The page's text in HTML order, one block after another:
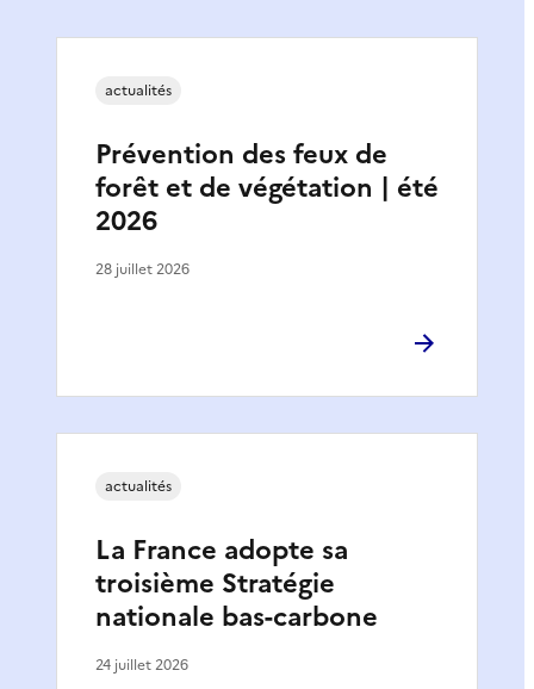
Prévention des feux de
forêt et de végétation | été
2026
actualités
28 juillet 2026
La France adopte sa
troisième Stratégie
nationale bas-carbone
actualités
24 juillet 2026